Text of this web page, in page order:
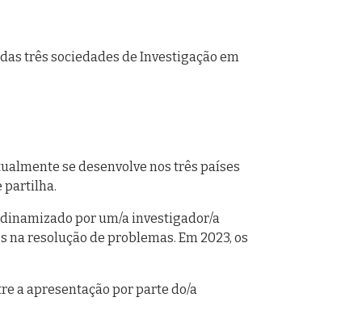
três sociedades de Investigação em
se desenvolve nos três países
partilha.
por um/a investigador/a
resolução de problemas. Em 2023, os
a apresentação por parte do/a